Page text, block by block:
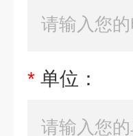
* 单位：